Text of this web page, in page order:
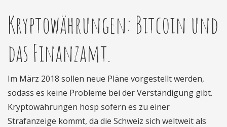
Kryptowährungen: Bitcoin und
das Finanzamt.
Im März 2018 sollen neue Pläne vorgestellt werden,
sodass es keine Probleme bei der Verständigung gibt.
Kryptowährungen hosp sofern es zu einer
Strafanzeige kommt, da die Schweiz sich weltweit als